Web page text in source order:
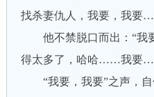
找杀妻仇人，我要，我要
他不禁脱口而出：“我
得太多了，哈哈……我要
“我要，我要”之声，自